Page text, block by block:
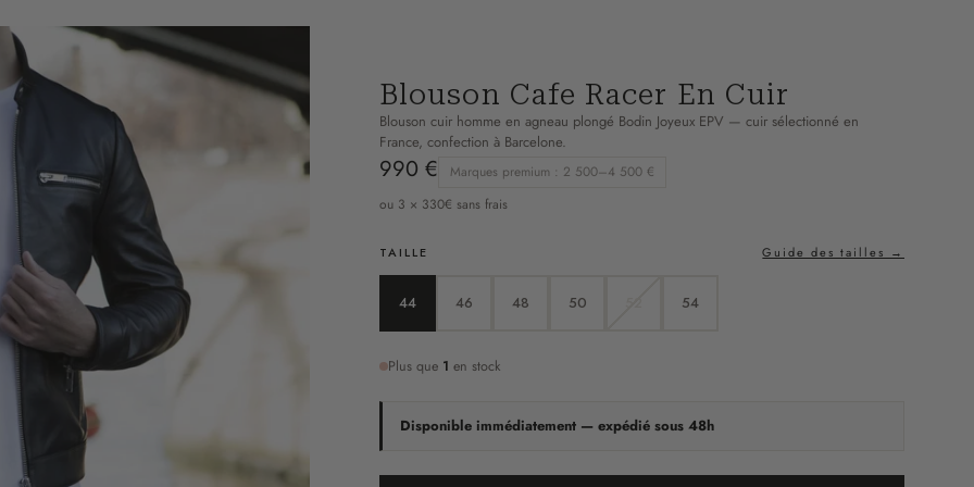
Blouson Cafe Racer En Cuir
Blouson cuir homme en agneau plongé Bodin Joyeux EPV — cuir sélectionné en
France, confection à Barcelone.
990 €
Marques premium : 2 500–4 500 €
ou 3 × 330€ sans frais
TAILLE Guide des tailles →
44 46 48 50 54
Plus que 1 en stock
Disponible immédiatement — expédié sous 48h